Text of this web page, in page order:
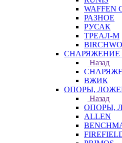
WAFFEN
РАЗНОЕ
РУСАК
ТРЕАЛ-М
СНАРЯЖЕНИЕ
Назад
ВЖИК
ОПОРЫ,
Назад
ОПОРЫ,
ALLEN